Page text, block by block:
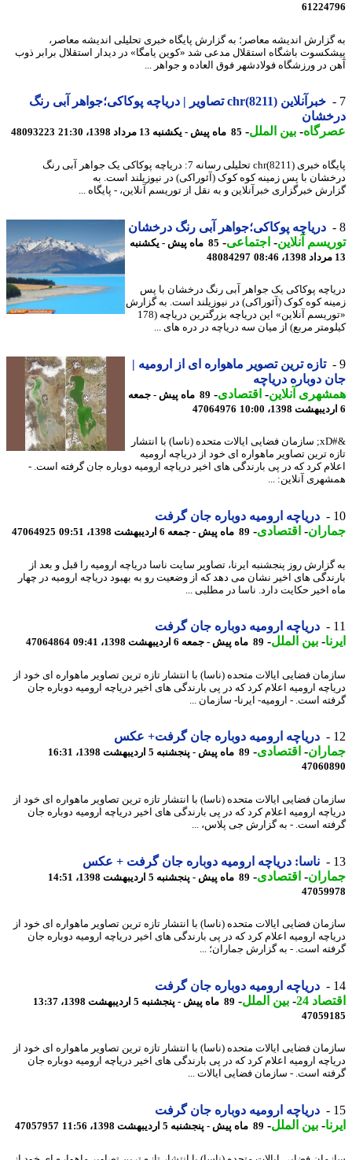
اندیشه معاصر؛ به گزارش پایگاه خبری تحلیلی اندیشه معاصر،
باشگاه استقلال مدعی شد «کوین یامگا» در دیدار استقلال برابر ذوب
در ورزشگاه فولادشهر فوق العاده و جواهر ...
خبرآنلاین chr(8211) تصاویر | دریاچه پوکاکی؛جواهر آبی رنگ
-بین الملل-85 ماه پیش - یکشنبه 13 مرداد 1398، 21:30 48093223
پایگاه خبری chr(8211) تحلیلی رسانه 7: دریاچه پوکاکی یک جواهر آبی رنگ
با پس زمینه کوه کوک (آئوراکی) در نیوزیلند است. به
خبرگزاری خبرآنلاین و به نقل از توریسم آنلاین، - پایگاه ...
دریاچه پوکاکی؛جواهر آبی رنگ درخشان
آنلاین-اجتماعی-
85 ماه پیش - یکشنبه
48084297
پوکاکی یک جواهر آبی رنگ درخشان با پس
کوه کوک (آئوراکی) در نیوزیلند است. به گزارش
«توریسم آنلاین» این دریاچه بزرگترین دریاچه (178
مربع) از میان سه دریاچه در دره های ...
تازه ترین تصویر ماهواره ای از ارومیه |
دوباره دریاچه
آنلاین-اقتصادی-
89 ماه پیش - جمعه
47064976
&#xD; سازمان فضایی ایالات متحده (ناسا) با انتشار
ترین تصاویر ماهواره ای خود از دریاچه ارومیه
کرد که در پی بارندگی های اخیر دریاچه ارومیه دوباره جان گرفته است. -
آنلاین: ...
دریاچه ارومیه دوباره جان گرفت
- اقتصادی-89 ماه پیش - جمعه 6 اردیبهشت 1398، 09:51 47064925
روز پنجشنبه ایرنا، تصاویر سایت ناسا دریاچه ارومیه را قبل و بعد از
های اخیر نشان می دهد که از وضعیت رو به بهبود دریاچه ارومیه در چهار
اخیر حکایت دارد. ناسا در مطلبی ...
دریاچه ارومیه دوباره جان گرفت
-بین الملل-89 ماه پیش - جمعه 6 اردیبهشت 1398، 09:41 47064864
فضایی ایالات متحده (ناسا) با انتشار تازه ترین تصاویر ماهواره ای خود از
ارومیه اعلام کرد که در پی بارندگی های اخیر دریاچه ارومیه دوباره جان
است. - ارومیه- ایرنا- سازمان ...
دریاچه ارومیه دوباره جان گرفت+ عکس
- اقتصادی-89 ماه پیش - پنجشنبه 5 اردیبهشت 1398، 16:31
فضایی ایالات متحده (ناسا) با انتشار تازه ترین تصاویر ماهواره ای خود از
ارومیه اعلام کرد که در پی بارندگی های اخیر دریاچه ارومیه دوباره جان
است. - به گزارش جی پلاس، ...
ناسا: دریاچه ارومیه دوباره جان گرفت + عکس
- اقتصادی-89 ماه پیش - پنجشنبه 5 اردیبهشت 1398، 14:51
فضایی ایالات متحده (ناسا) با انتشار تازه ترین تصاویر ماهواره ای خود از
ارومیه اعلام کرد که در پی بارندگی های اخیر دریاچه ارومیه دوباره جان
است. - به گزارش جماران؛ ...
دریاچه ارومیه دوباره جان گرفت
24
-بین الملل-89 ماه پیش - پنجشنبه 5 اردیبهشت 1398، 13:37
فضایی ایالات متحده (ناسا) با انتشار تازه ترین تصاویر ماهواره ای خود از
ارومیه اعلام کرد که در پی بارندگی های اخیر دریاچه ارومیه دوباره جان
است. - سازمان فضایی ایالات ...
دریاچه ارومیه دوباره جان گرفت
-بین الملل-89 ماه پیش - پنجشنبه 5 اردیبهشت 1398، 11:56 47057957